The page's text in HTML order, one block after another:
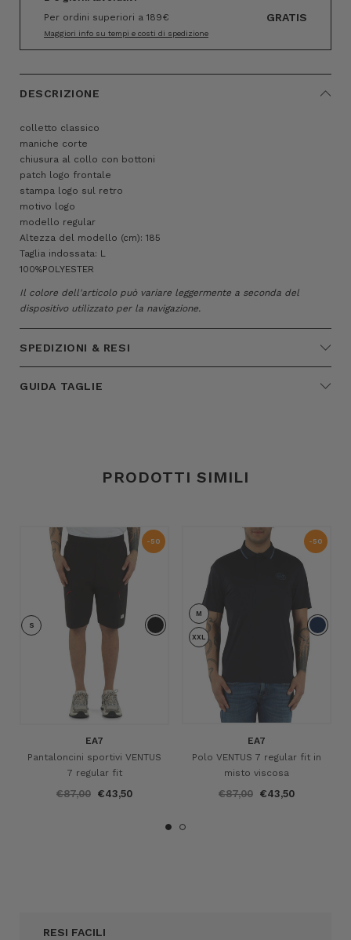
Per ordini superiori a 189€
GRATIS
Maggiori info su tempi e costi di spedizione
DESCRIZIONE
colletto classico
maniche corte
chiusura al collo con bottoni
patch logo frontale
stampa logo sul retro
motivo logo
modello regular
Altezza del modello (cm): 185
Taglia indossata: L
100%POLYESTER
Il colore dell'articolo può variare leggermente a seconda del
dispositivo utilizzato per la navigazione.
SPEDIZIONI & RESI
GUIDA TAGLIE
PRODOTTI SIMILI
-50
S
EA7
Pantaloncini sportivi VENTUS
7 regular fit
€87,00 €43,50
-50
M
XXL
EA7
Polo VENTUS 7 regular fit in
misto viscosa
€87,00 €43,50
RESI FACILI